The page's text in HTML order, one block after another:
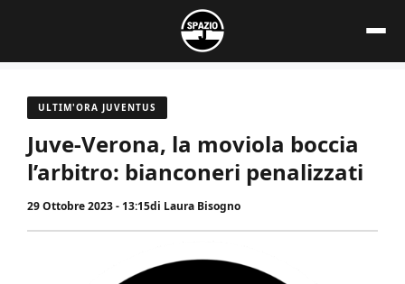
contenuto
ULTIM'ORA JUVENTUS
Juve-Verona, la moviola boccia
l’arbitro: bianconeri penalizzati
29 Ottobre 2023 - 13:15di Laura Bisogno